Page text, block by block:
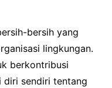
bersih yang
lingkungan.
berkontribusi
diri sendiri tentang